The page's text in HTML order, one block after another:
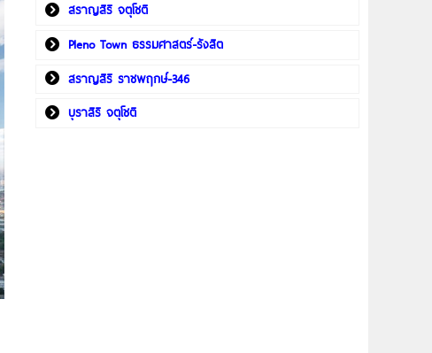
สราญสิริ จตุโชติ
Pleno Town ธรรมศาสตร์-รังสิต
สราญสิริ ราชพฤกษ์-346
บุราสิริ จตุโชติ